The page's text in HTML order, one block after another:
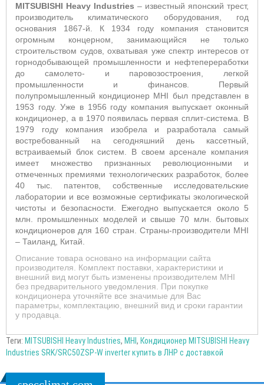
MITSUBISHI Heavy Industries – известный японский трест,
производитель климатического оборудования, год
основания 1867-й. К 1934 году компания становится
огромным концерном, занимающийся не только
строительством судов, охватывая уже спектр интересов от
горнодобывающей промышленности и нефтепереработки
до самолето- и паровозостроения, легкой
промышленности и финансов. Первый
полупромышленный кондиционер MHI был представлен в
1953 году. Уже в 1956 году компания выпускает оконный
кондиционер, а в 1970 появилась первая сплит-система. В
1979 году компания изобрела и разработала самый
востребованный на сегодняшний день кассетный,
встраиваемый блок систем. В своем арсенале компания
имеет множество признанных революционными и
отмеченных премиями технологических разработок, более
40 тыс. патентов, собственные исследовательские
лаборатории и все возможные сертификаты экологической
чистоты и безопасности. Ежегодно выпускается около 5
млн. промышленных моделей и свыше 70 млн. бытовых
кондиционеров для 160 стран. Страны-производители MHI
– Таиланд, Китай.
Описание товара основано на информации сайта
производителя. Комплект поставки, характеристики и
внешний вид могут быть изменены производителем MHI
без предварительного уведомления. При покупке
кондиционера уточняйте все значимые для Вас
параметры, комплектацию, внешний вид и сроки гарантии
у продавца.
Теги: MITSUBISHI Heavy Industries, MHI , Кондиционер MITSUBISHI Heavy
Industries SRK/SRC50ZSP-W inverter купить в ЛНР с доставкой